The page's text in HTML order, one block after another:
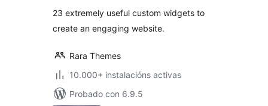
23 extremely useful custom widgets to
create an engaging website.
Rara Themes
10.000+ instalacións activas
Probado con 6.9.5